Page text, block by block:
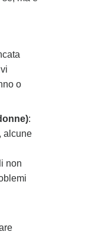
o
:
alcune
non